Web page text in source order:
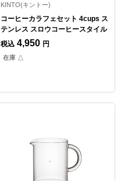
KINTO(キントー)
コーヒーカラフェセット 4cups ス
テンレス スロウコーヒースタイル
税込 4,950 円
在庫 △